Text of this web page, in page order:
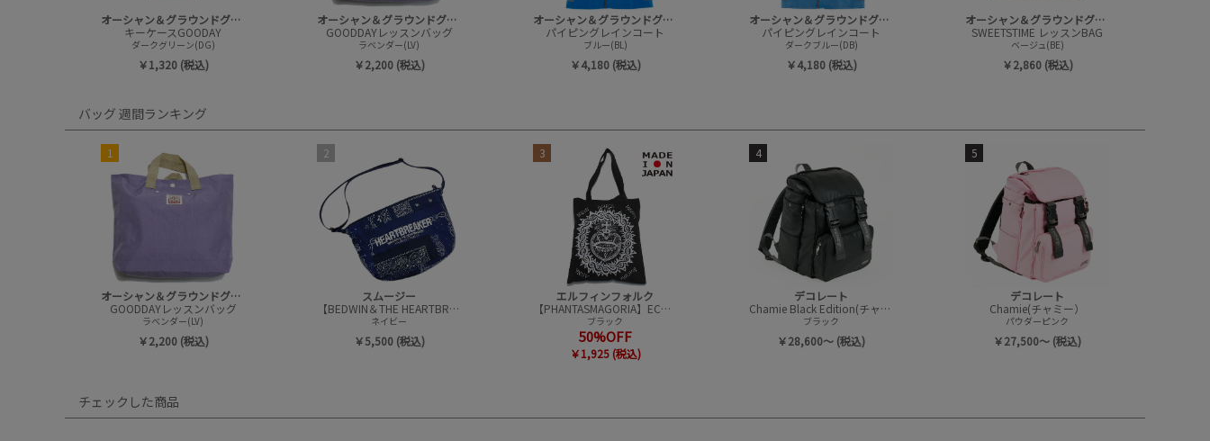
オーシャン＆グラウンドグッズ
キーケースGOODAY
ダークグリーン(DG)
￥1,320 (税込)
オーシャン＆グラウンドグッズ
GOODDAYレッスンバッグ
ラベンダー(LV)
￥2,200 (税込)
オーシャン＆グラウンドグッズ
パイピングレインコート
ブルー(BL)
￥4,180 (税込)
オーシャン＆グラウンドグッズ
パイピングレインコート
ダークブルー(DB)
￥4,180 (税込)
オーシャン＆グラウンドグッズ
SWEETSTIME レッスンBAG
ベージュ(BE)
￥2,860 (税込)
バッグ 週間ランキング
1
オーシャン＆グラウンドグッズ
GOODDAYレッスンバッグ
ラベンダー(LV)
￥2,200 (税込)
2
スムージー
【BEDWIN＆THE HEARTBREAKERS】Bandana Baker バック(8L)
ネイビー
￥5,500 (税込)
3
エルフィンフォルク
【PHANTASMAGORIA】ECO バッグ
ブラック
50%OFF
￥1,925 (税込)
4
デコレート
Chamie Black Edition(チャミー/ブラックエディション)
ブラック
￥28,600～ (税込)
5
デコレート
Chamie(チャミー）
パウダーピンク
￥27,500～ (税込)
チェックした商品